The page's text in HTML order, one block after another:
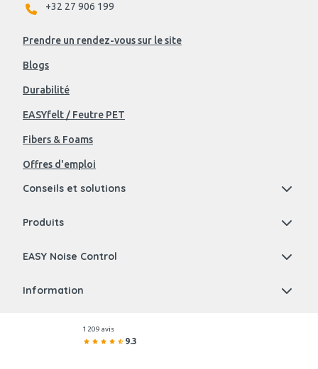
+32 27 906 199
Prendre un rendez-vous sur le site
Blogs
Durabilité
EASYfelt / Feutre PET
Fibers & Foams
Offres d'emploi
Conseils et solutions
Produits
EASY Noise Control
Information
1 209 avis
9.3